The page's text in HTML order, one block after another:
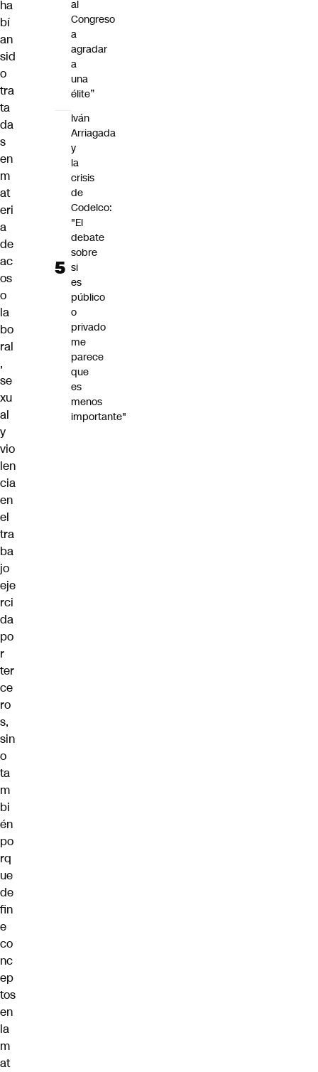
ha
bí
an
sid
o
tra
ta
da
s
en
m
at
eri
a
de
ac
os
o
la
bo
ral
,
se
xu
al
y
vio
len
cia
en
el
tra
ba
jo
eje
rci
da
po
r
ter
ce
ro
s,
sin
o
ta
m
bi
én
po
rq
ue
de
fin
e
co
nc
ep
tos
en
la
m
at
al
Congreso
a
agradar
a
una
élite”
Iván
Arriagada
y
la
crisis
de
Codelco:
"El
debate
sobre
si
es
público
o
privado
me
parece
que
es
menos
importante"